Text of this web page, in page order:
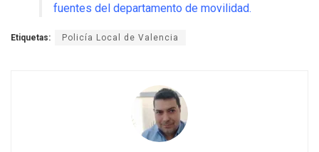
fuentes del departamento de movilidad.
Etiquetas: Policía Local de Valencia